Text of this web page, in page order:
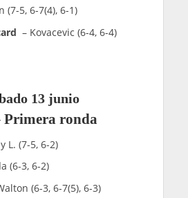
(7-5, 6-7(4), 6-1)
– Kovacevic (6-4, 6-4)
13 junio
Primera ronda
L. (7-5, 6-2)
(6-3, 6-2)
(6-3, 6-7(5), 6-3)